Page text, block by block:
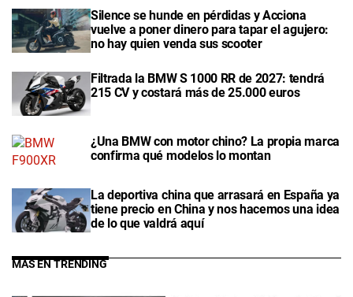
Silence se hunde en pérdidas y Acciona
vuelve a poner dinero para tapar el agujero:
no hay quien venda sus scooter
Filtrada la BMW S 1000 RR de 2027: tendrá
215 CV y costará más de 25.000 euros
¿Una BMW con motor chino? La propia marca
confirma qué modelos lo montan
La deportiva china que arrasará en España ya
tiene precio en China y nos hacemos una idea
de lo que valdrá aquí
MÁS EN TRENDING